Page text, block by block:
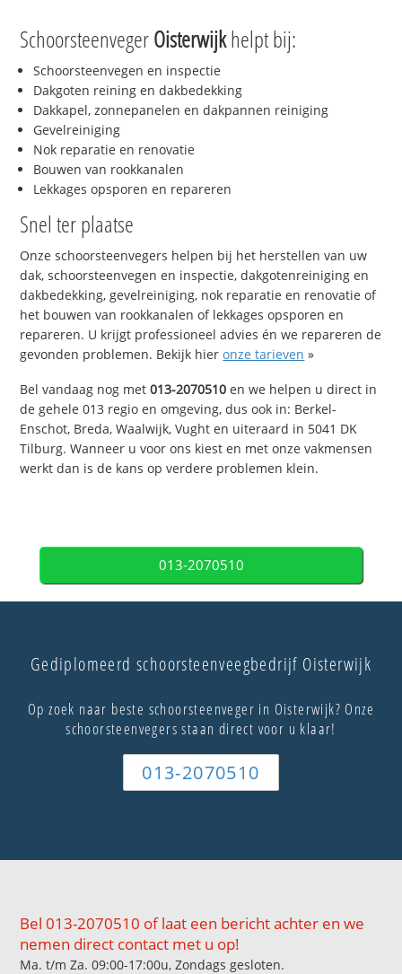
SchoorsteenvegerOisterwijkhelpt bij:
Schoorsteenvegen en inspectie
Dakgoten reining en dakbedekking
Dakkapel, zonnepanelen en dakpannen reiniging
Gevelreiniging
Nok reparatie en renovatie
Bouwen van rookkanalen
Lekkages opsporen en repareren
Snel ter plaatse
Onze schoorsteenvegers helpen bij het herstellen van uw
dak, schoorsteenvegen en inspectie, dakgotenreiniging en
dakbedekking, gevelreiniging, nok reparatie en renovatie of
het bouwen van rookkanalen of lekkages opsporen en
repareren. U krijgt professioneel advies én we repareren de
gevonden problemen. Bekijk hieronze tarieven »
Bel vandaag nog met013-2070510 en we helpen u direct in
de gehele 013 regio en omgeving, dus ook in: Berkel-
Enschot, Breda, Waalwijk, Vught en uiteraard in 5041 DK
Tilburg. Wanneer u voor ons kiest en met onze vakmensen
werkt dan is de kans op verdere problemen klein.
013-2070510
Gediplomeerd schoorsteenveegbedrijf Oisterwijk
Op zoek naar beste schoorsteenveger in Oisterwijk? Onze
schoorsteenvegers staan direct voor u klaar!
013-2070510
Bel 013-2070510 of laat een bericht achter en we
nemen direct contact met u op!
Ma. t/m Za. 09:00-17:00u, Zondags gesloten.